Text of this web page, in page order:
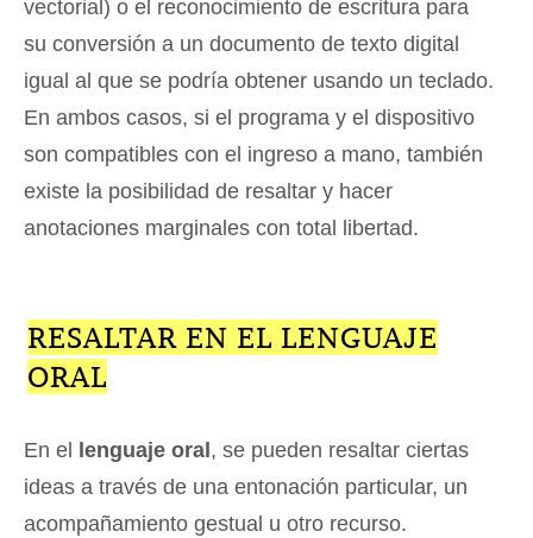
vectorial) o el reconocimiento de escritura para
su conversión a un documento de texto digital
igual al que se podría obtener usando un teclado.
En ambos casos, si el programa y el dispositivo
son compatibles con el ingreso a mano, también
existe la posibilidad de resaltar y hacer
anotaciones marginales con total libertad.
RESALTAR EN EL LENGUAJE
ORAL
En el lenguaje oral , se pueden resaltar ciertas
ideas a través de una entonación particular, un
acompañamiento gestual u otro recurso.